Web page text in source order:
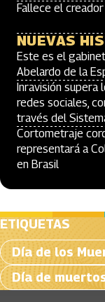
Fallece el
NUEVAS
Este es el
Abelardo de la
Inravisión supera
redes sociales,
través del
Cortometraje
representará a
en Brasil
ETIQUETAS
Día de los
Día de